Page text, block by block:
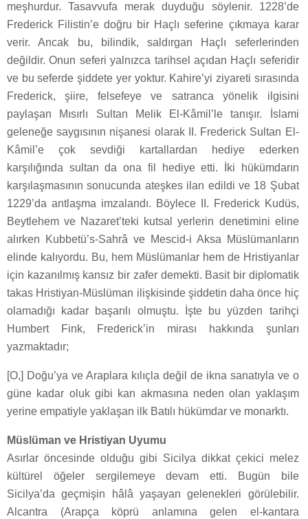
meşhurdur. Tasavvufa merak duyduğu söylenir. 1228’de
Frederick Filistin’e doğru bir Haçlı seferine çıkmaya karar
verir. Ancak bu, bilindik, saldırgan Haçlı seferlerinden
değildir. Onun seferi yalnızca tarihsel açıdan Haçlı seferidir
ve bu seferde şiddete yer yoktur. Kahire’yi ziyareti sırasında
Frederick, şiire, felsefeye ve satranca yönelik ilgisini
paylaşan Mısırlı Sultan Melik El-Kâmil’le tanışır. İslami
geleneğe saygısının nişanesi olarak II. Frederick Sultan El-
Kâmil’e çok sevdiği kartallardan hediye ederken
karşılığında sultan da ona fil hediye etti. İki hükümdarın
karşılaşmasının sonucunda ateşkes ilan edildi ve 18 Şubat
1229’da antlaşma imzalandı. Böylece II. Frederick Kudüs,
Beytlehem ve Nazaret’teki kutsal yerlerin denetimini eline
alırken Kubbetü’s-Sahrâ ve Mescid-i Aksa Müslümanların
elinde kalıyordu. Bu, hem Müslümanlar hem de Hristiyanlar
için kazanılmış kansız bir zafer demekti. Basit bir diplomatik
takas Hristiyan-Müslüman ilişkisinde şiddetin daha önce hiç
olamadığı kadar başarılı olmuştu. İşte bu yüzden tarihçi
Humbert Fink, Frederick’in mirası hakkında şunları
yazmaktadır;
[O,] Doğu’ya ve Araplara kılıçla değil de ikna sanatıyla ve o
güne kadar oluk gibi kan akmasına neden olan yaklaşım
yerine empatiyle yaklaşan ilk Batılı hükümdar ve monarktı.
Müslüman ve Hristiyan Uyumu
Asırlar öncesinde olduğu gibi Sicilya dikkat çekici melez
kültürel öğeler sergilemeye devam etti. Bugün bile
Sicilya’da geçmişin hâlâ yaşayan gelenekleri görülebilir.
Alcantra (Arapça köprü anlamına gelen el-kantara